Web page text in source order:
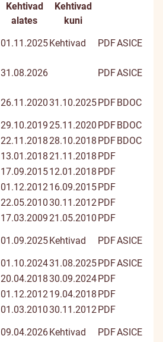
Kehtivad
alates
Kehtivad
kuni
01.11.2025Kehtivad PDFASICE
31.08.2026 PDFASICE
26.11.202031.10.2025PDFBDOC
29.10.201925.11.2020 PDFBDOC
22.11.201828.10.2018 PDFBDOC
13.01.201821.11.2018 PDF
17.09.201512.01.2018 PDF
01.12.201216.09.2015PDF
22.05.201030.11.2012PDF
17.03.200921.05.2010 PDF
01.09.2025Kehtivad PDFASICE
01.10.202431.08.2025PDFASICE
20.04.201830.09.2024PDF
01.12.201219.04.2018 PDF
01.03.201030.11.2012PDF
09.04.2026Kehtivad PDFASICE